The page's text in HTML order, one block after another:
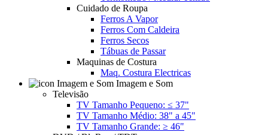
Cuidado de Roupa
Ferros A Vapor
Ferros Com Caldeira
Ferros Secos
Tábuas de Passar
Maquinas de Costura
Maq. Costura Electricas
Imagem e Som
Televisão
TV Tamanho Pequeno: ≤ 37"
TV Tamanho Médio: 38" a 45"
TV Tamanho Grande: ≥ 46"